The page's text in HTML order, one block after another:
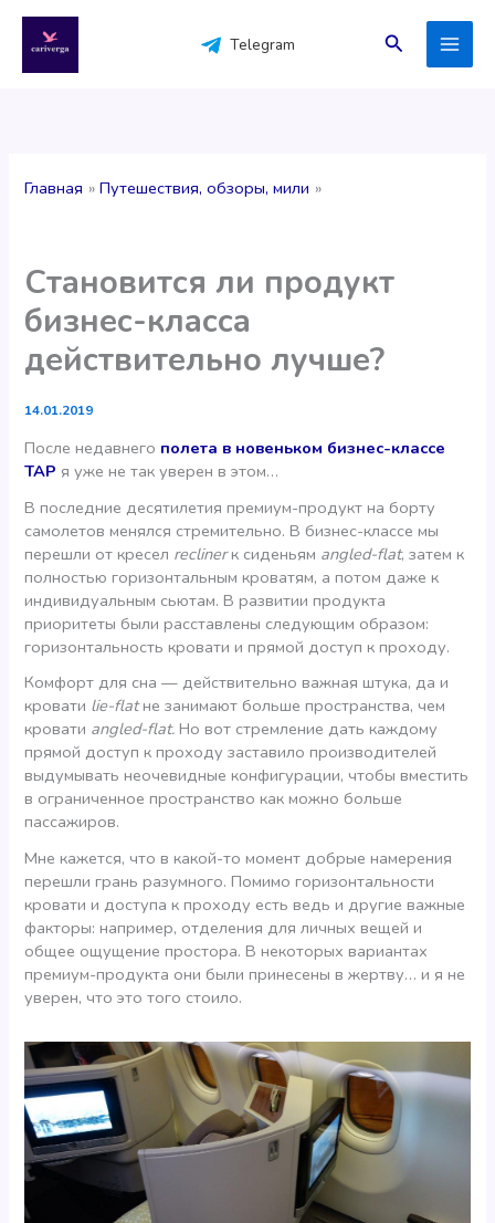
содержимому
Telegram Поиск
Главная Путешествия, обзоры, мили
Становится ли продукт
бизнес-класса
действительно лучше?
14.01.2019
После недавнего полета в новеньком бизнес-классе
ТАР я уже не так уверен в этом…
В последние десятилетия премиум-продукт на борту
самолетов менялся стремительно. В бизнес-классе мы
перешли от кресел reclinerк сиденьям angled-flat, затем к
полностью горизонтальным кроватям, а потом даже к
индивидуальным сьютам. В развитии продукта
приоритеты были расставлены следующим образом:
горизонтальность кровати и прямой доступ к проходу.
Комфорт для сна — действительно важная штука, да и
кровати lie-flatне занимают больше пространства, чем
кровати angled-flat. Но вот стремление дать каждому
прямой доступ к проходу заставило производителей
выдумывать неочевидные конфигурации, чтобы вместить
в ограниченное пространство как можно больше
пассажиров.
Мне кажется, что в какой-то момент добрые намерения
перешли грань разумного. Помимо горизонтальности
кровати и доступа к проходу есть ведь и другие важные
факторы: например, отделения для личных вещей и
общее ощущение простора. В некоторых вариантах
премиум-продукта они были принесены в жертву… и я не
уверен, что это того стоило.